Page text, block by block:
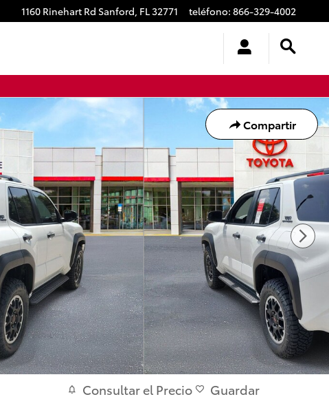
1160 Rinehart Rd Sanford, FL32771 teléfono: 866-329-4002
Compartir
Consultar el Precio Guardar